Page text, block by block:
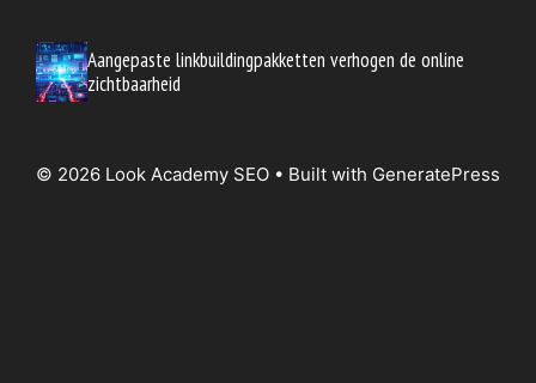
Aangepaste linkbuildingpakketten verhogen de online
zichtbaarheid
© 2026 Look Academy SEO • Built with GeneratePress